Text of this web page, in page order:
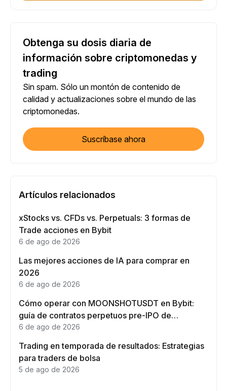
Obtenga su dosis diaria de
información sobre criptomonedas y
trading
Sin spam. Sólo un montón de contenido de
calidad y actualizaciones sobre el mundo de las
criptomonedas.
Suscríbase ahora
Artículos relacionados
xStocks vs. CFDs vs. Perpetuals: 3 formas de
Trade acciones en Bybit
6 de ago de 2026
Las mejores acciones de IA para comprar en
2026
6 de ago de 2026
Cómo operar con MOONSHOTUSDT en Bybit:
guía de contratos perpetuos pre-IPO de
Moonshot AI
6 de ago de 2026
Trading en temporada de resultados: Estrategias
para traders de bolsa
5 de ago de 2026